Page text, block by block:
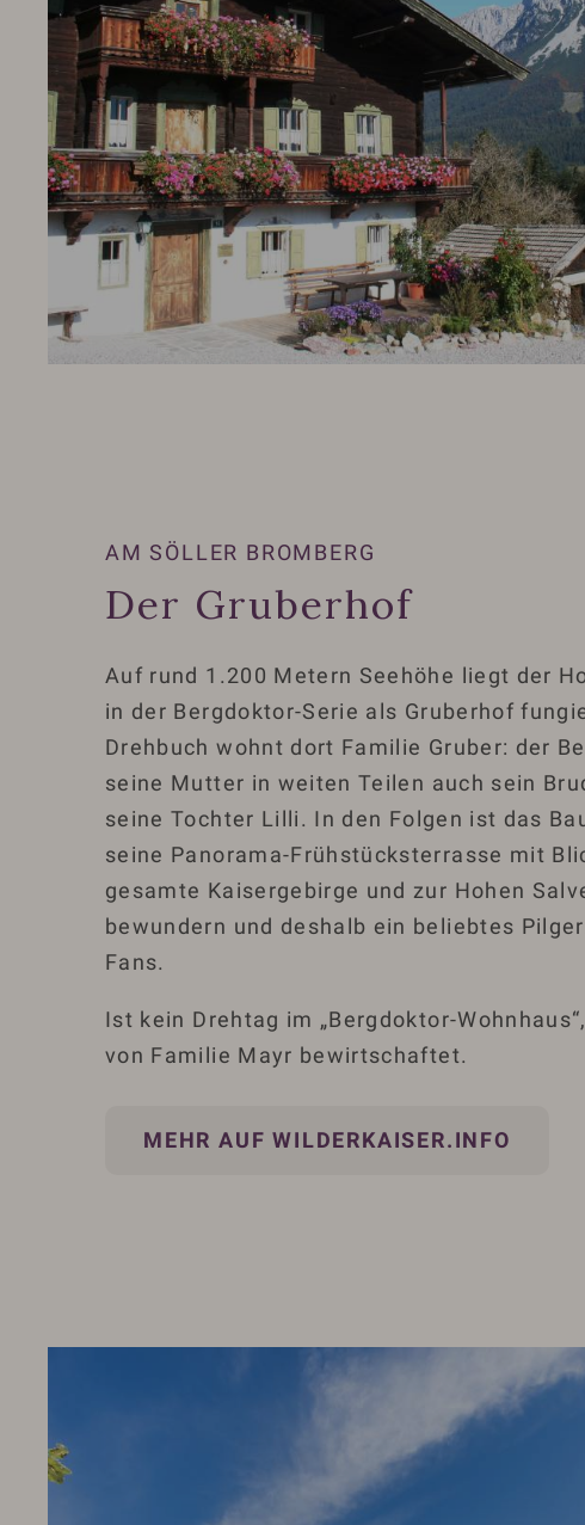
AM SÖLLER BROMBERG
Der Gruberhof
Auf rund 1.200 Metern Seehöhe liegt der
in der Bergdoktor-Serie als Gruberhof
Drehbuch wohnt dort Familie Gruber: der
seine Mutter in weiten Teilen auch sein
seine Tochter Lilli. In den Folgen ist das
seine Panorama-Frühstücksterrasse mit
gesamte Kaisergebirge und zur Hohen
bewundern und deshalb ein beliebtes
Fans.
Ist kein Drehtag im „Bergdoktor-
von Familie Mayr bewirtschaftet.
MEHR AUF WILDERKAISER.INFO